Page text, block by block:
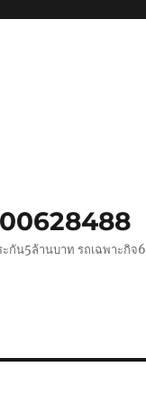
ะกัน5ล้านบาท รถเฉพาะกิจ